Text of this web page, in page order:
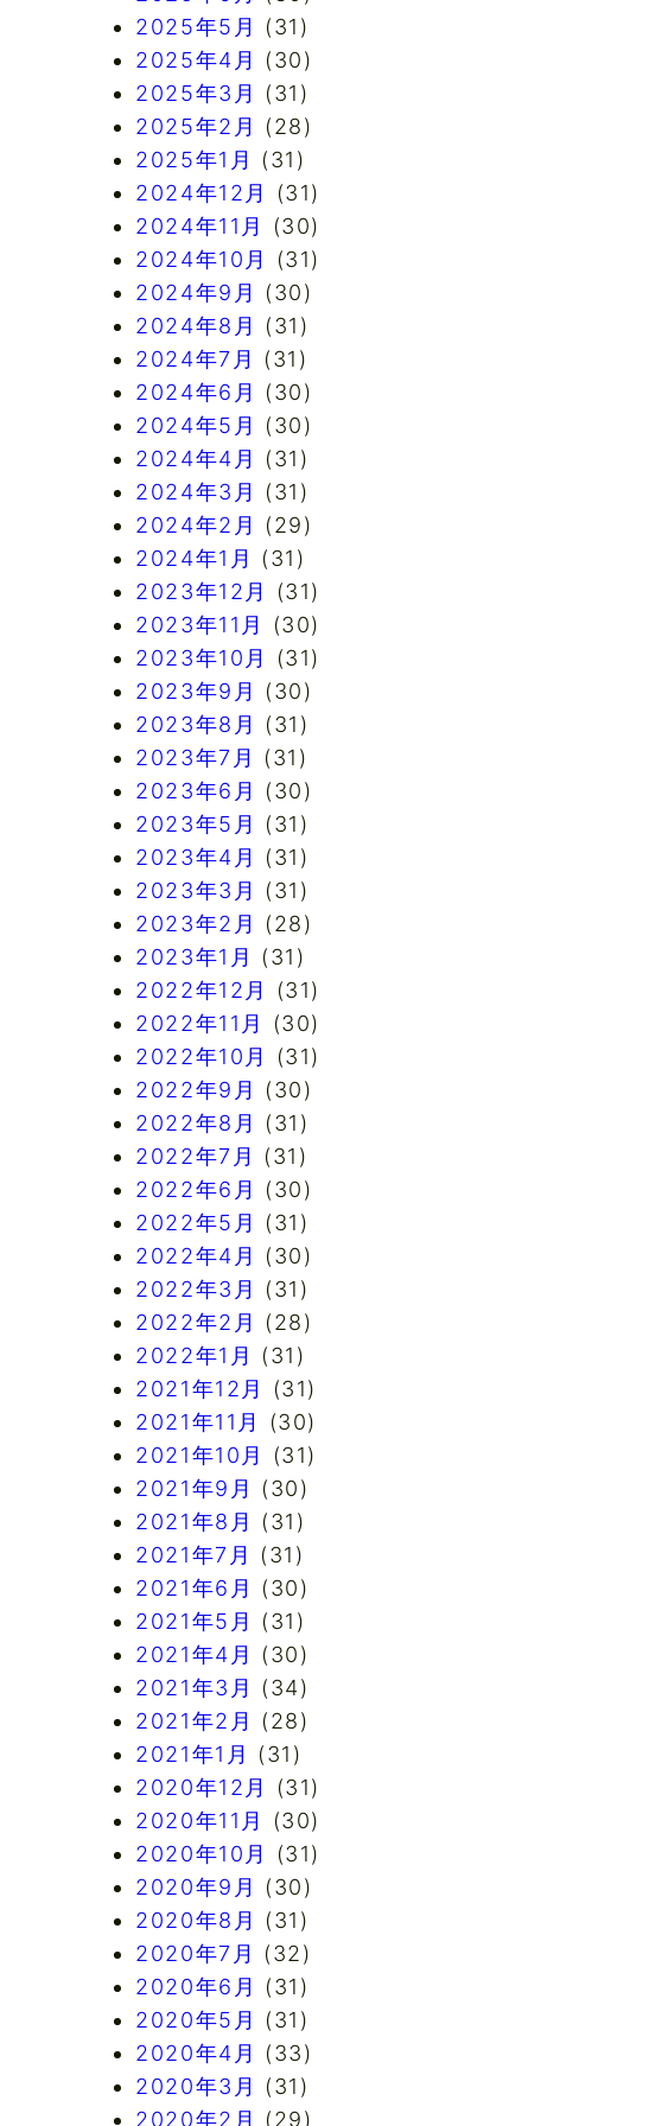
2025年5月
(31)
2025年4月
(30)
2025年3月
(31)
2025年2月
(28)
2025年1月
(31)
2024年12月
(31)
2024年11月
(30)
2024年10月
(31)
2024年9月
(30)
2024年8月
(31)
2024年7月
(31)
2024年6月
(30)
2024年5月
(30)
2024年4月
(31)
2024年3月
(31)
2024年2月
(29)
2024年1月
(31)
2023年12月
(31)
2023年11月
(30)
2023年10月
(31)
2023年9月
(30)
2023年8月
(31)
2023年7月
(31)
2023年6月
(30)
2023年5月
(31)
2023年4月
(31)
2023年3月
(31)
2023年2月
(28)
2023年1月
(31)
2022年12月
(31)
2022年11月
(30)
2022年10月
(31)
2022年9月
(30)
2022年8月
(31)
2022年7月
(31)
2022年6月
(30)
2022年5月
(31)
2022年4月
(30)
2022年3月
(31)
2022年2月
(28)
2022年1月
(31)
2021年12月
(31)
2021年11月
(30)
2021年10月
(31)
2021年9月
(30)
2021年8月
(31)
2021年7月
(31)
2021年6月
(30)
2021年5月
(31)
2021年4月
(30)
2021年3月
(34)
2021年2月
(28)
2021年1月
(31)
2020年12月
(31)
2020年11月
(30)
2020年10月
(31)
2020年9月
(30)
2020年8月
(31)
2020年7月
(32)
2020年6月
(31)
2020年5月
(31)
2020年4月
(33)
2020年3月
(31)
2020年2月
(29)